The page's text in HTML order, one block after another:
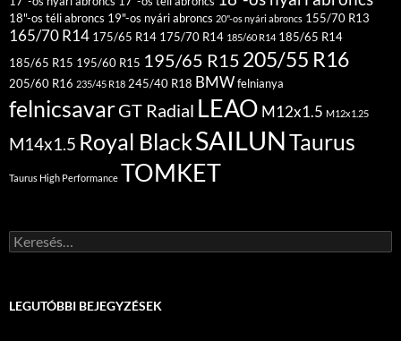
18"-os téli abroncs 19"-os nyári abroncs 20"-os nyári abroncs 155/70 R13
165/70 R14 175/65 R14 175/70 R14 185/60 R14 185/65 R14
185/65 R15 195/60 R15 195/65 R15 205/55 R16
205/60 R16 235/45 R18 245/40 R18 BMWfelnianya
felnicsavarGT Radial LEAO M12x1.5 M12x1.25
M14x1.5 Royal BlackSAILUNTaurus
Taurus High Performance TOMKET
Keresés:
LEGUTÓBBI BEJEGYZÉSEK